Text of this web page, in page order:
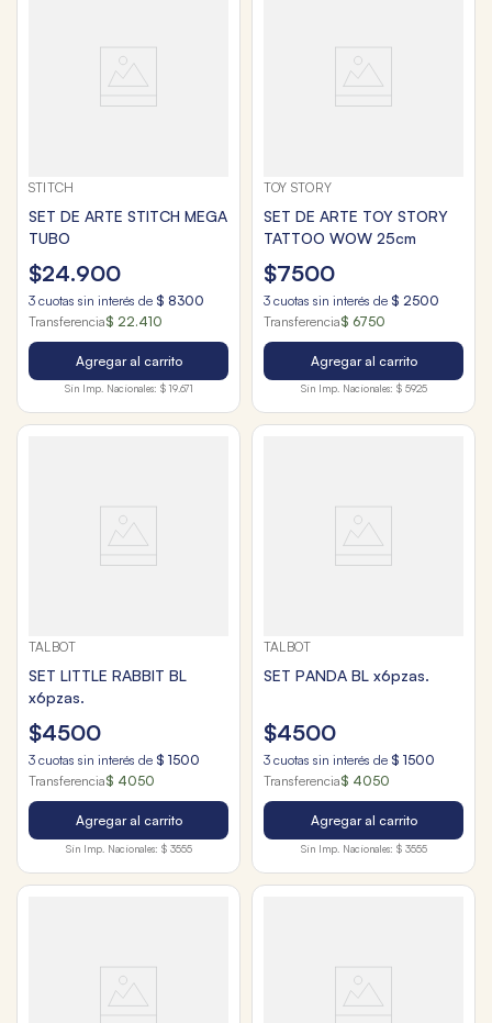
STITCH
SET DE ARTE STITCH MEGA
TUBO
$24.900
3 cuotas sin interés de $ 8300
Transferencia$ 22.410
Agregar al carrito
Sin Imp. Nacionales: $ 19.671
TOY STORY
SET DE ARTE TOY STORY
TATTOO WOW 25cm
$7500
3 cuotas sin interés de $ 2500
Transferencia$ 6750
Agregar al carrito
Sin Imp. Nacionales: $ 5925
TALBOT
SET LITTLE RABBIT BL
x6pzas.
$4500
3 cuotas sin interés de $ 1500
Transferencia$ 4050
Agregar al carrito
Sin Imp. Nacionales: $ 3555
TALBOT
SET PANDA BL x6pzas.
$4500
3 cuotas sin interés de $ 1500
Transferencia$ 4050
Agregar al carrito
Sin Imp. Nacionales: $ 3555